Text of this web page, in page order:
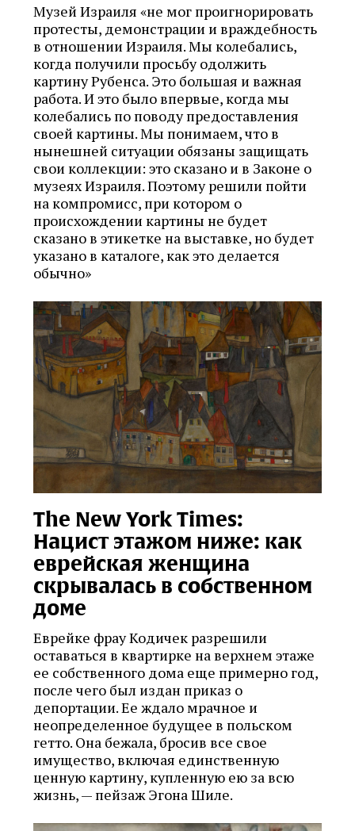
Музей Израиля «не мог проигнорировать
протесты, демонстрации и враждебность
в отношении Израиля. Мы колебались,
когда получили просьбу одолжить
картину Рубенса. Это большая и важная
работа. И это было впервые, когда мы
колебались по поводу предоставления
своей картины. Мы понимаем, что в
нынешней ситуации обязаны защищать
свои коллекции: это сказано и в Законе о
музеях Израиля. Поэтому решили пойти
на компромисс, при котором о
происхождении картины не будет
сказано в этикетке на выставке, но будет
указано в каталоге, как это делается
обычно»
The New York Times:
Нацист этажом ниже: как
еврейская женщина
скрывалась в собственном
доме
Еврейке фрау Кодичек разрешили
оставаться в квартирке на верхнем этаже
ее собственного дома еще примерно год,
после чего был издан приказ о
депортации. Ее ждало мрачное и
неопределенное будущее в польском
гетто. Она бежала, бросив все свое
имущество, включая единственную
ценную картину, купленную ею за всю
жизнь, — пейзаж Эгона Шиле.